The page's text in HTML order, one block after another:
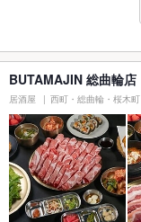
BUTAMAJIN 総曲輪店
居酒屋 西町・総曲輪・桜木町